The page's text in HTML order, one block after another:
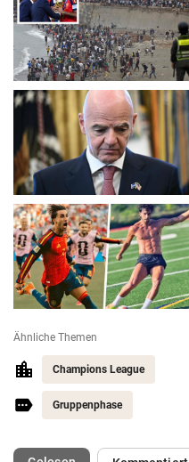
Ähnliche Themen
Champions League
Gruppenphase